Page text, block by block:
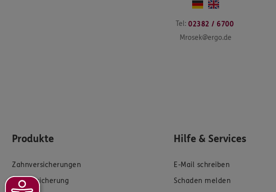
Tel: 02382 / 6700
Mrosek@ergo.de
Produkte
Zahnversicherungen
Kfz-Versicherung
Hilfe & Services
E-Mail schreiben
Schaden melden